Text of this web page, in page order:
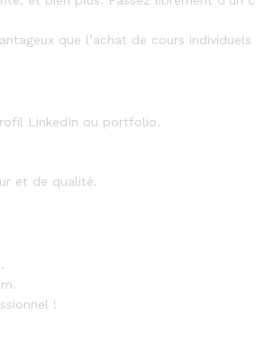
que l’achat de cours individuels
LinkedIn ou portfolio.
et de qualité.
!